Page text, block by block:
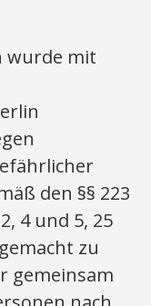
wurde mit
den §§ 223
4 und 5, 25
zu
gemeinsam